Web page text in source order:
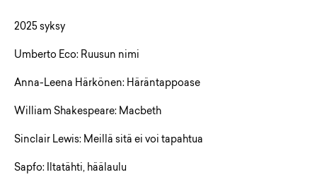
2025 syksy
Umberto Eco: Ruusun nimi
Anna-Leena Härkönen: Häräntappoase
William Shakespeare: Macbeth
Sinclair Lewis: Meillä sitä ei voi tapahtua
Sapfo: Iltatähti, häälaulu